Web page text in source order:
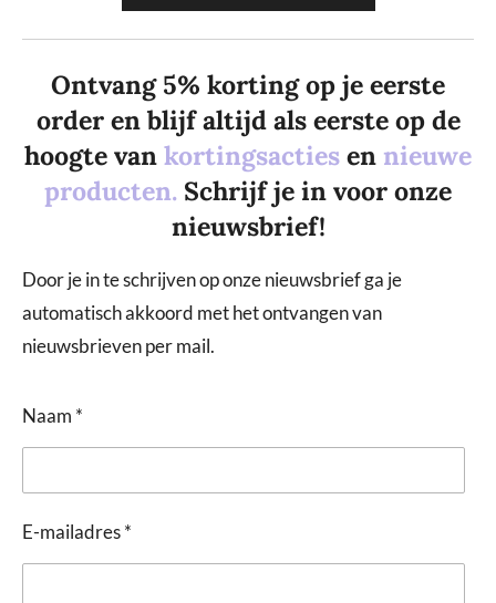
Ontvang 5% korting op je eerste
order en blijf altijd als eerste op de
hoogte van kortingsacties en nieuwe
producten. Schrijf je in voor onze
nieuwsbrief!
Door je in te schrijven op onze nieuwsbrief ga je
automatisch akkoord met het ontvangen van
nieuwsbrieven per mail.
Naam *
E-mailadres *